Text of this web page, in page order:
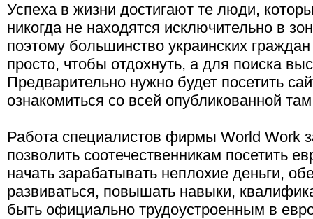
Успеха в жизни достигают те люди,
никогда не находятся исключительно в
поэтому большинство украинских
просто, чтобы отдохнуть, а для поиска
Предварительно нужно будет посетить
ознакомиться со всей опубликованной
Работа специалистов фирмы World Work
позволить соотечественникам посетить
начать зарабатывать неплохие деньги,
развиваться, повышать навыки,
быть официально трудоустроенным в